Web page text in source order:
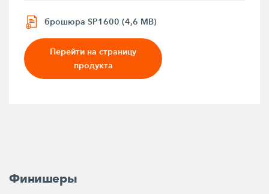
брошюра SP1600 (4,6 MB)
Перейти на страницу
продукта
Финишеры